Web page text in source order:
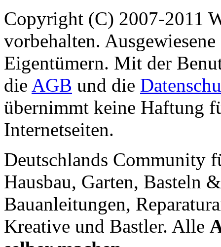
Copyright (C) 2007-2011
vorbehalten.
Eigentümern. Mit der
die AGB und die
übernimmt keine Haftung
Internetseiten.
Deutschlands Community
Hausbau, Garten, Basteln
Bauanleitungen,
Kreative und Bastler. Alle